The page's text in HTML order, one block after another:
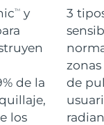
TM
y
de la
los
3
de
prevista 12/8/26
prevista 8/8/26
prevista 11/8/26
prevista 13/8/26